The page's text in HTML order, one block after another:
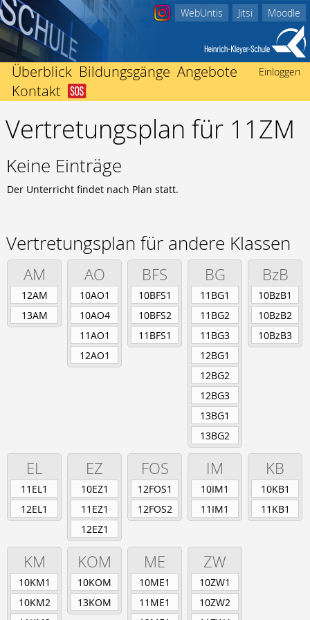
WebUntis Jitsi Moodle
Einloggen
Überblick
Startseite
Schulleitung
Kollegium
Sekretariate
Förderverein
Schwerbehindertenvertretung
Bildungsgänge
Abitur
Fachhochschulreife
Fachoberschule Form B
Berufsvorbereitend
Bildungsgänge zur Berufsvorbereitung
Berufsbegleitend
Fachschule für Technik
Berufsschule
Anlagenmechaniker/-in
Augenoptiker/-in
Eisenbahner/-in im Betriebsdienst
Industriemechaniker/-in
Karosserie- und Fahrzeugbaumechaniker/-in
Konstruktionsmechaniker/-in
Kraftfahrzeugmechatroniker/-in
Mechatroniker/-in
Zweiradmechatroniker/-in
Angebote
Beratungsangebote
Einschulung
International
3D-Drucker
Kontakt
Ich bin in Not
Nachricht an Klassenlehrer/-in
Der Weg zu uns
Impressum
Vertretungsplan für 11ZM
Keine Einträge
Der Unterricht findet nach Plan statt.
Vertretungsplan für andere Klassen
AM
12AM
13AM
AO
10AO1
10AO4
11AO1
12AO1
BFS
10BFS1
10BFS2
11BFS1
BG
11BG1
11BG2
11BG3
12BG1
12BG2
12BG3
13BG1
13BG2
BzB
10BzB1
10BzB2
10BzB3
EL
11EL1
12EL1
EZ
10EZ1
11EZ1
12EZ1
FOS
12FOS1
12FOS2
IM
10IM1
11IM1
KB
10KB1
11KB1
KM
10KM1
10KM2
KOM
10KOM
13KOM
ME
10ME1
11ME1
ZW
10ZW1
10ZW2